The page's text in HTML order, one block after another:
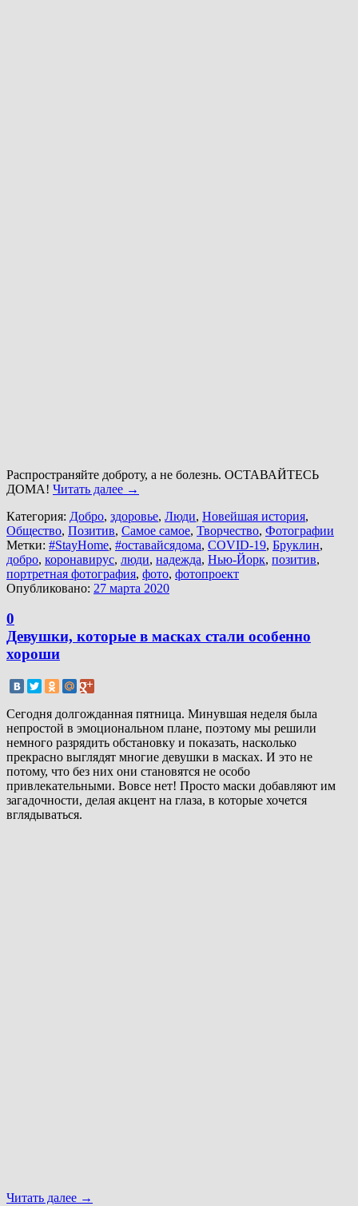
Распространяйте доброту, а не болезнь. ОСТАВАЙТЕСЬ
ДОМА! Читать далее →
Категория: Добро, здоровье, Люди, Новейшая история,
Общество, Позитив, Самое самое, Творчество, Фотографии
Метки: #StayHome, #оставайсядома, COVID-19, Бруклин,
добро, коронавирус, люди, надежда, Нью-Йорк, позитив,
портретная фотография, фото, фотопроект
Опубликовано: 27 марта 2020
0
Девушки, которые в масках стали особенно
хороши
Сегодня долгожданная пятница. Минувшая неделя была
непростой в эмоциональном плане, поэтому мы решили
немного разрядить обстановку и показать, насколько
прекрасно выглядят многие девушки в масках. И это не
потому, что без них они становятся не особо
привлекательными. Вовсе нет! Просто маски добавляют им
загадочности, делая акцент на глаза, в которые хочется
вглядываться.
Читать далее →